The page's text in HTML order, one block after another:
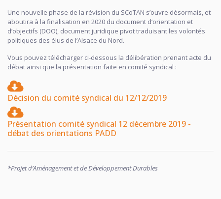
Une nouvelle phase de la révision du SCoTAN s’ouvre désormais, et
aboutira à la finalisation en 2020 du document d’orientation et
d’objectifs (DOO), document juridique pivot traduisant les volontés
politiques des élus de l’Alsace du Nord.
Vous pouvez télécharger ci-dessous la délibération prenant acte du
débat ainsi que la présentation faite en comité syndical :
Décision du comité syndical du 12/12/2019
Présentation comité syndical 12 décembre 2019 -
débat des orientations PADD
*Projet d’Aménagement et de Développement Durables